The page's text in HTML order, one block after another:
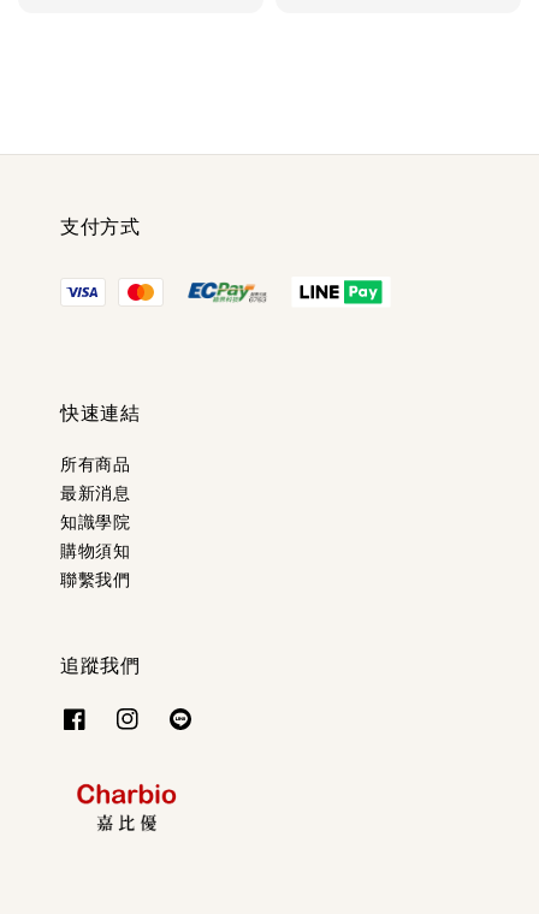
支付方式
快速連結
所有商品
最新消息
知識學院
購物須知
聯繫我們
追蹤我們